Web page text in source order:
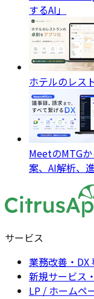
するAI」
ホテルのレス
MeetのMTG
案、AI解析、
サービス
業務改善・DX
新規サービス
LP / ホームペ